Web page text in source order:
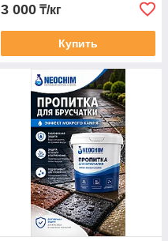
3 000 ₸/кг
Купить